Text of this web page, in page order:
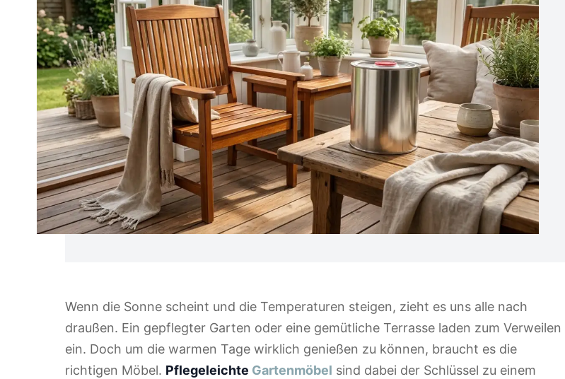
Wenn die Sonne scheint und die Temperaturen steigen, zieht es uns alle nach
draußen. Ein gepflegter Garten oder eine gemütliche Terrasse laden zum Verweilen
ein. Doch um die warmen Tage wirklich genießen zu können, braucht es die
richtigen Möbel. Pflegeleichte Gartenmöbel sind dabei der Schlüssel zu einem